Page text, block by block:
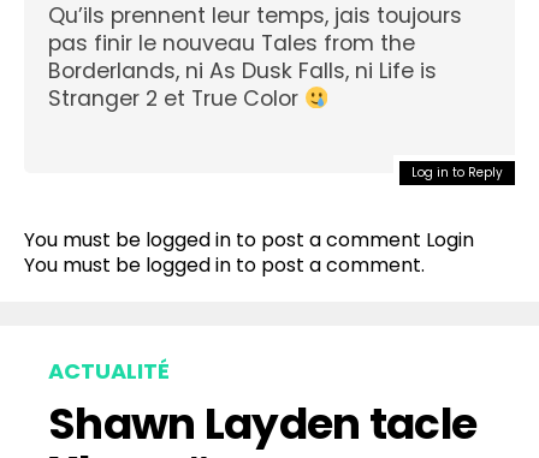
Qu’ils prennent leur temps, jais toujours
pas finir le nouveau Tales from the
Borderlands, ni As Dusk Falls, ni Life is
Stranger 2 et True Color
Log in to Reply
You must be logged in to post a comment Login
You must be logged in to post a comment.
ACTUALITÉ
Shawn Layden tacle